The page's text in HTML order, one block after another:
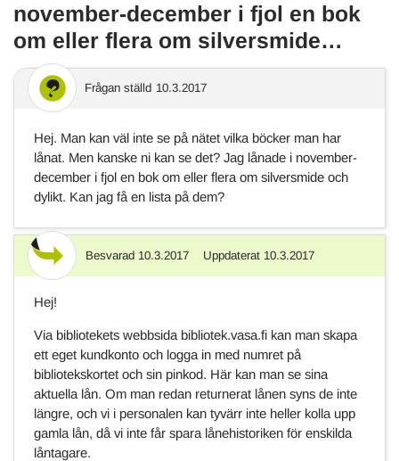
november-december i fjol en bok
om eller flera om silversmide…
Frågan ställd 10.3.2017
Hej. Man kan väl inte se på nätet vilka böcker man har
lånat. Men kanske ni kan se det? Jag lånade i november-
december i fjol en bok om eller flera om silversmide och
dylikt. Kan jag få en lista på dem?
Svar Besvarad 10.3.2017 Uppdaterat 10.3.2017
Hej!
Via bibliotekets webbsida bibliotek.vasa.fi kan man skapa
ett eget kundkonto och logga in med numret på
bibliotekskortet och sin pinkod. Här kan man se sina
aktuella lån. Om man redan returnerat lånen syns de inte
längre, och vi i personalen kan tyvärr inte heller kolla upp
gamla lån, då vi inte får spara lånehistoriken för enskilda
låntagare.